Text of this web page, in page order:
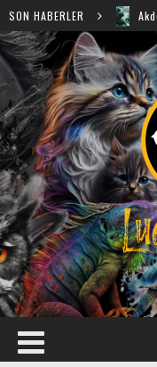
SON HABERLER Akdeniz